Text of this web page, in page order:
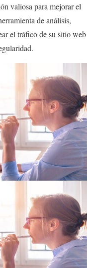
valiosa para mejorar el
de análisis,
el tráfico de su sitio web